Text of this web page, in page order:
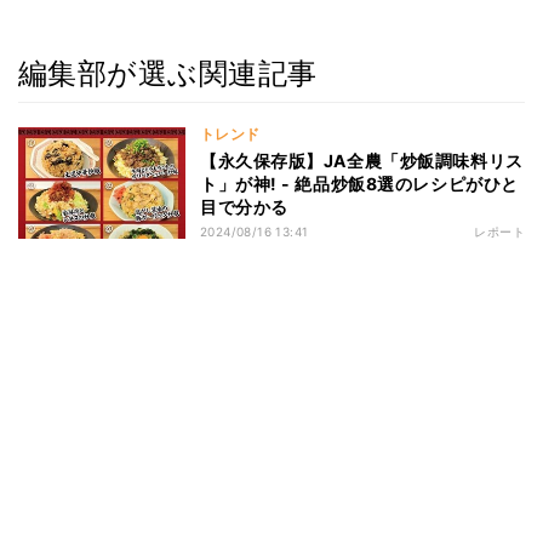
編集部が選ぶ関連記事
トレンド
【永久保存版】JA全農「炒飯調味料リス
ト」が神! - 絶品炒飯8選のレシピがひと
目で分かる
2024/08/16 13:41 レポート